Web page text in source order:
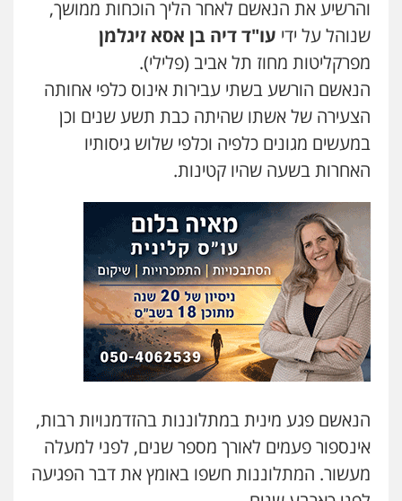
עו"ד רן כהן רוכברגר
דיני צבא פלילי צווארון לבן
פלילי משפחה צבאי
0526409925
עו"ד אלינור מתיתיה
פלילי תעבורה צבאי משפחה
0526577766
עו"ד עמית רוזנצויג
משפט פלילי דיני תעבורה
עו"ד אור בן שאנן
פלילי מעצרים וחקירות
והרשיע את הנאשם לאחר הליך הוכחות ממושך,
שנוהל על ידי עו"ד דיה בן אסא זיגלמן
מפרקליטות מחוז תל אביב (פלילי).
הנאשם הורשע בשתי עבירות אינוס כלפי אחותה
הצעירה של אשתו שהיתה כבת תשע שנים וכן
במעשים מגונים כלפיה וכלפי שלוש גיסותיו
האחרות בשעה שהיו קטינות.
הנאשם פגע מינית במתלוננות בהזדמנויות רבות,
אינספור פעמים לאורך מספר שנים, לפני למעלה
מעשור. המתלוננות חשפו באומץ את דבר הפגיעה